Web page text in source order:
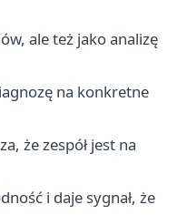
ale też jako analizę
na konkretne
że zespół jest na
i daje sygnał, że